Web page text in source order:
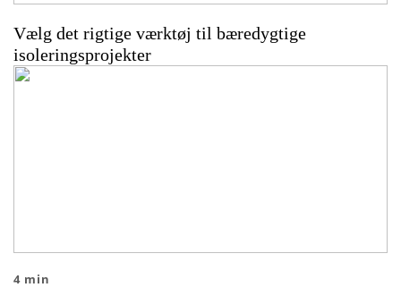
Vælg det rigtige værktøj til bæredygtige
isoleringsprojekter
4 min